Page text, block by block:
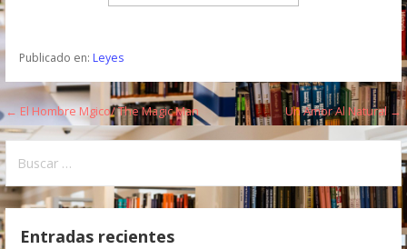
Publicado en: Leyes
N
a
v
e
← El Hombre Mgico/ The Magic Man Un Amor Al Natural →
s
Entradas recientes